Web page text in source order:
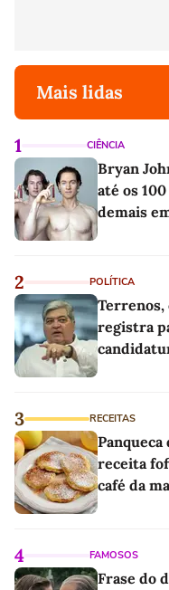
Mais lidas
1 CIÊNCIA
Bryan
até os
demais
2 POLÍTICA
Terrenos,
registra
3 RECEITAS
Panqueca
receita
café da
4 FAMOSOS
Frase do